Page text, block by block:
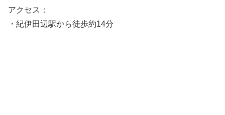
アクセス：
・紀伊田辺駅から徒歩約14分